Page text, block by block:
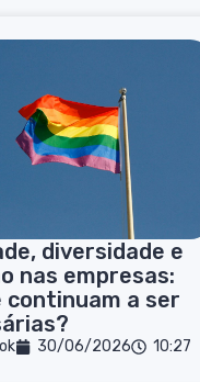
diversidade e
nas empresas:
continuam a ser
30/06/2026 10:27